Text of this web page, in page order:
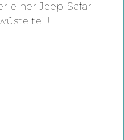
einer Jeep-Safari
teil!